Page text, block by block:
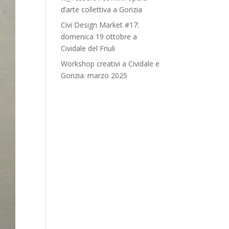
d’arte collettiva a Gorizia
Civi Design Market #17:
domenica 19 ottobre a
Cividale del Friuli
Workshop creativi a Cividale e
Gorizia: marzo 2025